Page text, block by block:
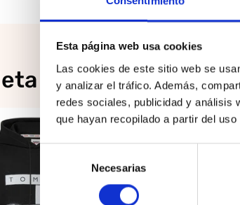
Esta página web usa cookies
Las cookies de este sitio web se
y analizar el tráfico. Además,
redes sociales, publicidad y análisis
que hayan recopilado a partir del
consentimiento
Necesarias
el look!
Negro 20% DESCUENTO